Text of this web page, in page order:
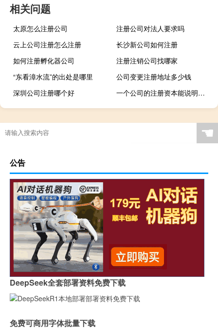
相关问题
太原怎么注册公司
注册公司对法人要求吗
云上公司注册怎么注册
长沙新公司如何注册
如何注册孵化器公司
注册注销公司找哪家
“东看漳水流”的出处是哪里
公司变更注册地址多少钱
深圳公司注册哪个好
一个公司的注册资本能说明什么
☚
公告
DeepSeek全套部署资料免费下载
免费可商用字体批量下载